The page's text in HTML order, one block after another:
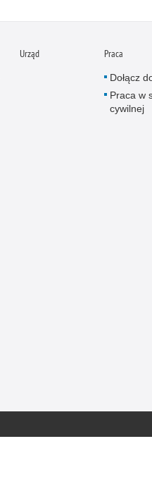
Urząd Praca
Dołącz
Praca w
cywilnej